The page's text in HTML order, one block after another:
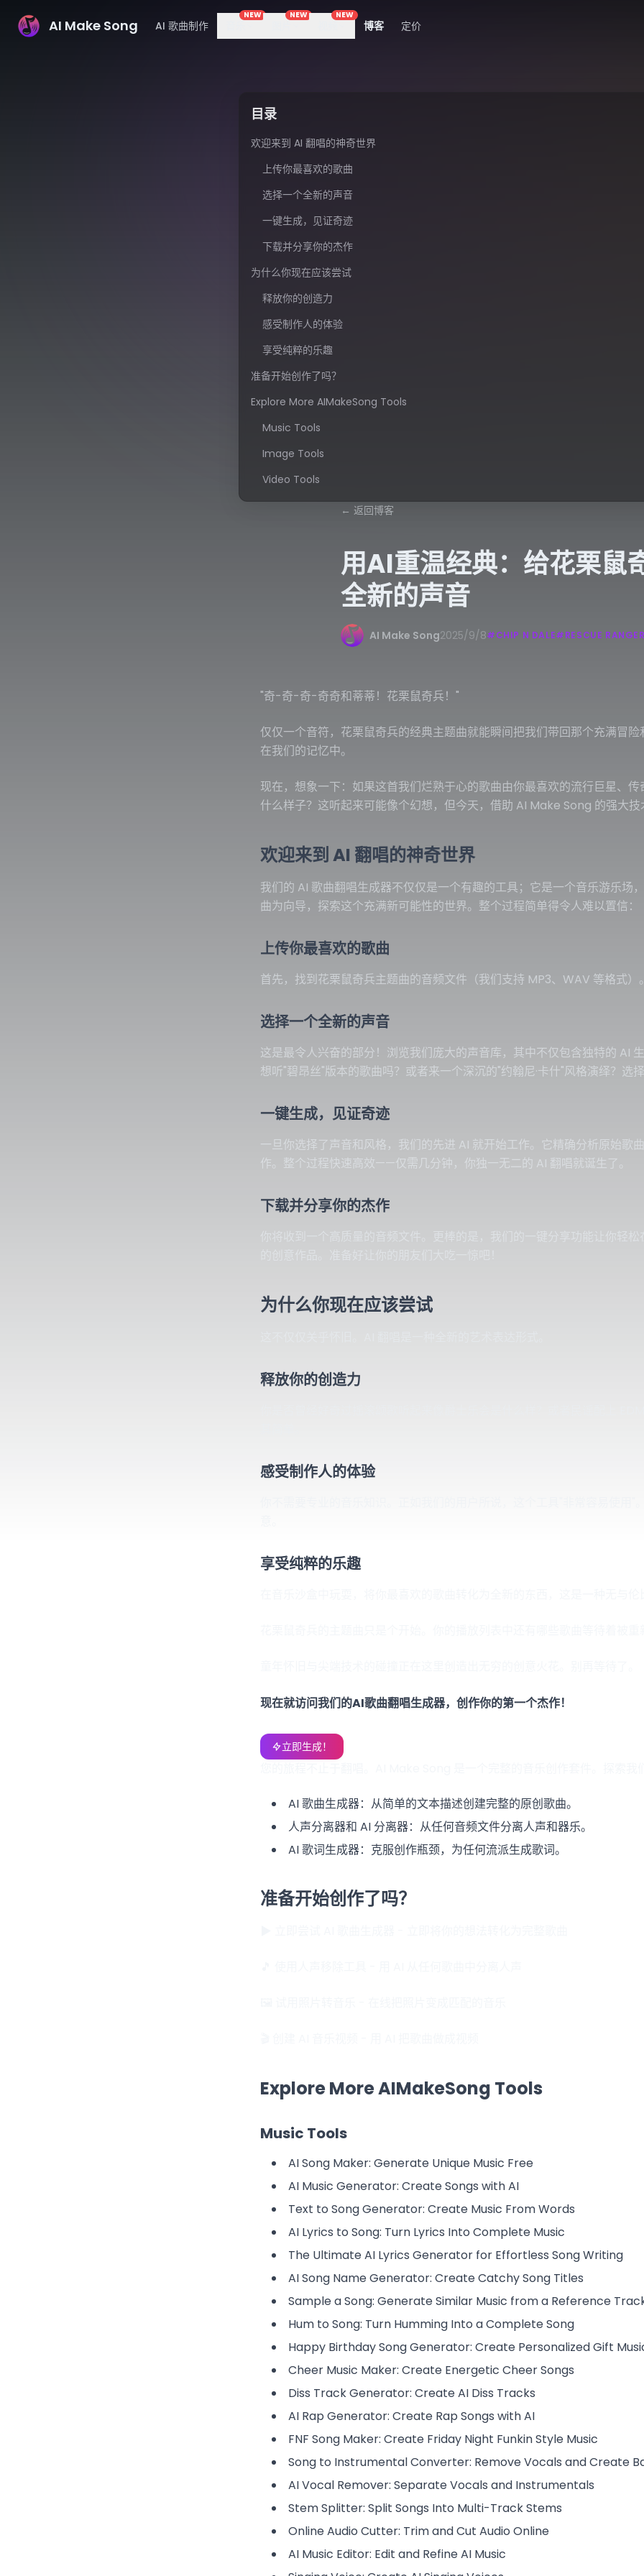
AI Make Song AI 歌曲制作
NEW NEW NEW
博客 定价
目录
欢迎来到 AI 翻唱的神奇世界
上传你最喜欢的歌曲
选择一个全新的声音
一键生成，见证奇迹
下载并分享你的杰作
为什么你现在应该尝试
释放你的创造力
感受制作人的体验
享受纯粹的乐趣
准备开始创作了吗？
Explore More AIMakeSong Tools
Music Tools
Image Tools
Video Tools
← 返回博客
用AI重温经典：给花栗鼠
全新的声音
AI Make Song2025/9/8#CHIP N DALE#RESCUE
"奇-奇-奇-奇奇和蒂蒂！花栗鼠奇兵！"
仅仅一个音符，花栗鼠奇兵的经典主题曲就能瞬间把我们带回那个充满冒
在我们的记忆中。
现在，想象一下：如果这首我们烂熟于心的歌曲由你最喜欢的流行巨星、
什么样子？这听起来可能像个幻想，但今天，借助 AI Make Song 的强大技
欢迎来到 AI 翻唱的神奇世界
我们的 AI 歌曲翻唱生成器不仅仅是一个有趣的工具；它是一个音乐游乐场
曲为向导，探索这个充满新可能性的世界。整个过程简单得令人难以置信：
上传你最喜欢的歌曲
首先，找到花栗鼠奇兵主题曲的音频文件（我们支持 MP3、WAV 等格式）
选择一个全新的声音
这是最令人兴奋的部分！浏览我们庞大的声音库，其中不仅包含独特的 AI
想听"碧昂丝"版本的歌曲吗？或者来一个深沉的"约翰尼·卡什"风格演绎？选择
一键生成，见证奇迹
一旦你选择了声音和风格，我们的先进 AI 就开始工作。它精确分析原始歌
作。整个过程快速高效——仅需几分钟，你独一无二的 AI 翻唱就诞生了。
下载并分享你的杰作
为什么你现在应该尝试
释放你的创造力
感受制作人的体验
享受纯粹的乐趣
现在就访问我们的AI歌曲翻唱生成器，创作你的第一个杰作！
立即生成！
AI 歌曲生成器：从简单的文本描述创建完整的原创歌曲。
人声分离器和 AI 分离器：从任何音频文件分离人声和器乐。
AI 歌词生成器：克服创作瓶颈，为任何流派生成歌词。
准备开始创作了吗？
Explore More AIMakeSong Tools
Music Tools
AI Song Maker: Generate Unique Music Free
AI Music Generator: Create Songs with AI
Text to Song Generator: Create Music From Words
AI Lyrics to Song: Turn Lyrics Into Complete Music
The Ultimate AI Lyrics Generator for Effortless Song Writing
AI Song Name Generator: Create Catchy Song Titles
Sample a Song: Generate Similar Music from a Reference
Hum to Song: Turn Humming Into a Complete Song
Happy Birthday Song Generator: Create Personalized Gift
Cheer Music Maker: Create Energetic Cheer Songs
Diss Track Generator: Create AI Diss Tracks
AI Rap Generator: Create Rap Songs with AI
FNF Song Maker: Create Friday Night Funkin Style Music
Song to Instrumental Converter: Remove Vocals and Create
AI Vocal Remover: Separate Vocals and Instrumentals
Stem Splitter: Split Songs Into Multi-Track Stems
Online Audio Cutter: Trim and Cut Audio Online
AI Music Editor: Edit and Refine AI Music